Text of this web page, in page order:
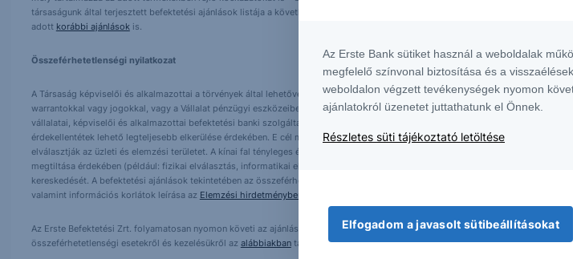
társaságunk által terjesztett befektetési ajánlások listája a következő helyen érhető el, ugyanitt megtalálhatók az adott
adott korábbi ajánlásokis.
Összeférhetetlenségi nyilatkozat
A Társaság képviselői és alkalmazottai a törvények által lehetővé tett mértékben a Vállalat értékpapírjaiban pozícióval (vagy a
warrantokkal vagy jogokkal, vagy a Vállalat pénzügyi eszközeiben vagy más értékpapírjaiban érdekeltséggel) rendelkezhetnek.
vállalatai, képviselői és alkalmazottai befektetési banki szolgáltatásokat ajánlhatnak fel a Vállalatnak. Társaságunk minden
érdekellentétek lehető legteljesebb elkerülése érdekében. E cél megvalósítása érdekében - többek között - ún. kínai falak kerültek
elválasztják az üzleti és elemzési területet. A kínai fal tényleges és virtuális korlátok felállítását jelenti az információáramlás
megtiltása érdekében (például: fizikai elválasztás, informatikai elválasztás). Ezen kívül korlátozzuk és nyomon követjük
kereskedését. A befektetési ajánlások tekintetében az összeférhetetlenség megelőzésére és elkerülésére létrehozott belső
valamint információs korlátok leírása az Elemzési hirdetményben
Az Erste Befektetési Zrt. folyamatosan nyomon követi az ajánlásban foglalt kibocsátókkal kapcsolatos összeférhetetlenségi
összeférhetetlenségi esetekről és kezelésükről az alábbiakbantájékozódhat.
Az Erste Bank sütiket használ a weboldalak
megfelelő színvonal biztosítása és a
weboldalon végzett tevékenységek nyomon
ajánlatokról üzenetet juttathatunk el Önnek.
Részletes süti tájékoztató letöltése
Elfogadom a javasolt sütibeállításokat